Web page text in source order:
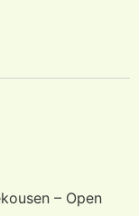
– Open